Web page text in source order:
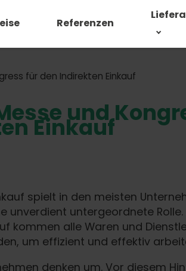
Referenzen
für den Indirekten Einkauf
und
Einkauf
spielt in den meisten
unverdient untergeordnete
kommen alle Waren und
um effizient und effektiv
denken um. Vor diesem